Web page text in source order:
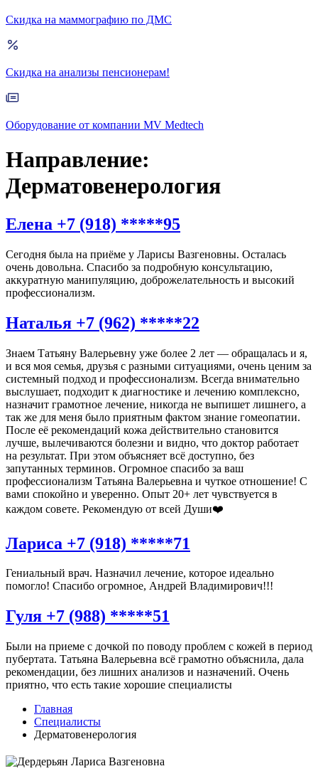
Скидка на маммографию по ДМС
Скидка на анализы пенсионерам!
Оборудование от компании MV Medtech
Направление:
Дерматовенерология
Елена +7 (918) *****95
Сегодня была на приёме у Ларисы Вазгеновны. Осталась
очень довольна. Спасибо за подробную консультацию,
аккуратную манипуляцию, доброжелательность и высокий
профессионализм.
Наталья +7 (962) *****22
Знаем Татьяну Валерьевну уже более 2 лет — обращалась и я,
и вся моя семья, друзья с разными ситуациями, очень ценим за
системный подход и профессионализм. Всегда внимательно
выслушает, подходит к диагностике и лечению комплексно,
назначит грамотное лечение, никогда не выпишет лишнего, а
так же для меня было приятным фактом знание гомеопатии.
После её рекомендаций кожа действительно становится
лучше, вылечиваются болезни и видно, что доктор работает
на результат. При этом объясняет всё доступно, без
запутанных терминов. Огромное спасибо за ваш
профессионализм Татьяна Валерьевна и чуткое отношение! С
вами спокойно и уверенно. Опыт 20+ лет чувствуется в
каждом совете. Рекомендую от всей Души❤️
Лариса +7 (918) *****71
Гениальный врач. Назначил лечение, которое идеально
помогло! Спасибо огромное, Андрей Владимирович!!!
Гуля +7 (988) *****51
Были на приеме с дочкой по поводу проблем с кожей в период
пубертата. Татьяна Валерьевна всё грамотно объяснила, дала
рекомендации, без лишних анализов и назначений. Очень
приятно, что есть такие хорошие специалисты
Главная
Специалисты
Дерматовенерология